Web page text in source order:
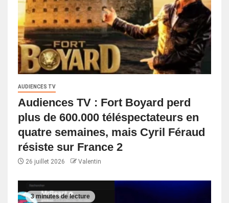
AUDIENCES TV
Audiences TV : Fort Boyard perd
plus de 600.000 téléspectateurs en
quatre semaines, mais Cyril Féraud
résiste sur France 2
26 juillet 2026 Valentin
3 minutes de lecture